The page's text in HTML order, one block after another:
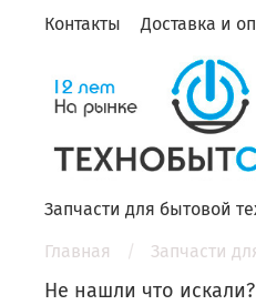
Контакты Доставка и
Запчасти для бытовой
Главная
Запчасти
Не нашли что искали?